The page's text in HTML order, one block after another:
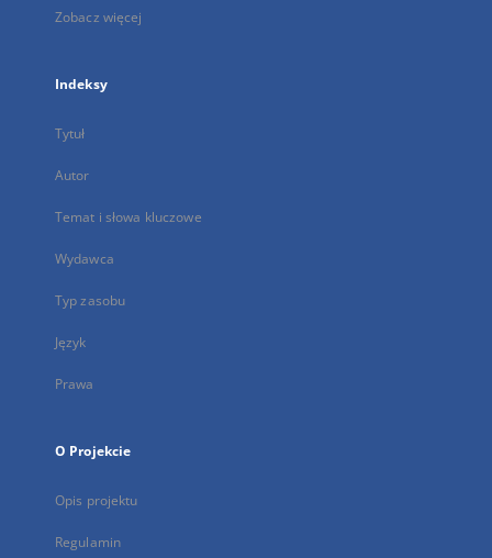
Zobacz więcej
Indeksy
Tytuł
Autor
Temat i słowa kluczowe
Wydawca
Typ zasobu
Język
Prawa
O Projekcie
Opis projektu
Regulamin